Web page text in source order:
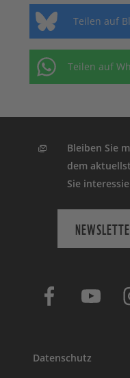
Teilen auf
Teilen auf
Bleiben Sie
dem
Sie
Datenschutz